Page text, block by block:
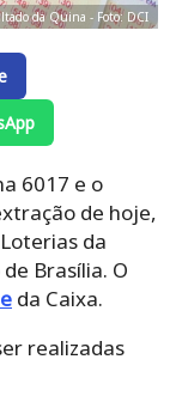
da Quina - Foto: DCI
6017 e o
de hoje,
da
Brasília. O
da Caixa.
realizadas